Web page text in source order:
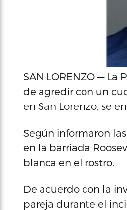
SAN LORENZO — La
de agredir con un
en San Lorenzo, se
Según informaron
en la barriada
blanca en el rostro.
De acuerdo con la
pareja durante el